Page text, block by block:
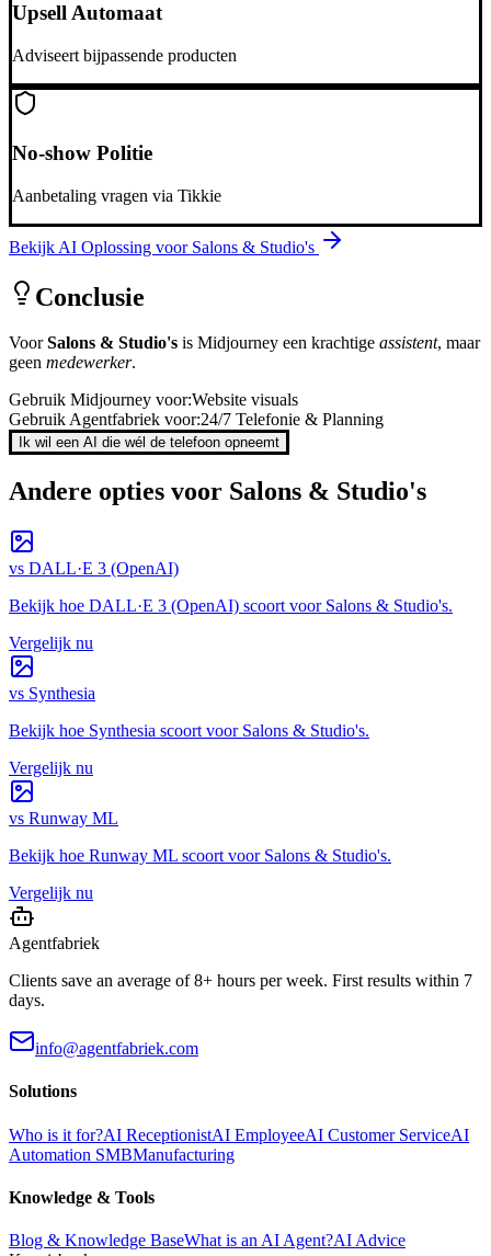
Upsell Automaat
Adviseert bijpassende producten
No-show Politie
Aanbetaling vragen via Tikkie
Bekijk AI Oplossing voor Salons & Studio's
Conclusie
VoorSalons & Studio's is Midjourney een krachtige assistent, maar
geen medewerker.
Gebruik Midjourney voor:Website visuals
Gebruik Agentfabriek voor:24/7 Telefonie & Planning
Ik wil een AI die wél de telefoon opneemt
Andere opties voor Salons & Studio's
vs DALL·E 3 (OpenAI)
Bekijk hoe DALL·E 3 (OpenAI) scoort voor Salons & Studio's.
Vergelijk nu
vs Synthesia
Bekijk hoe Synthesia scoort voor Salons & Studio's.
Vergelijk nu
vs Runway ML
Bekijk hoe Runway ML scoort voor Salons & Studio's.
Vergelijk nu
Agentfabriek
Clients save an average of 8+ hours per week. First results within 7
days.
info@agentfabriek.com
Solutions
Who is it for?AI ReceptionistAI EmployeeAI Customer ServiceAI
Automation SMBManufacturing
Knowledge & Tools
Blog & Knowledge BaseWhat is an AI Agent?AI Advice